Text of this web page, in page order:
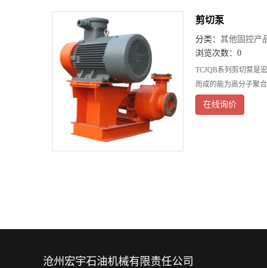
剪切泵
分类： 其他固控产
浏览次数：0
TCJQB系列剪切泵是
而成的能为高分子聚
在线询价
沧州宏宇石油机械有限责任公司